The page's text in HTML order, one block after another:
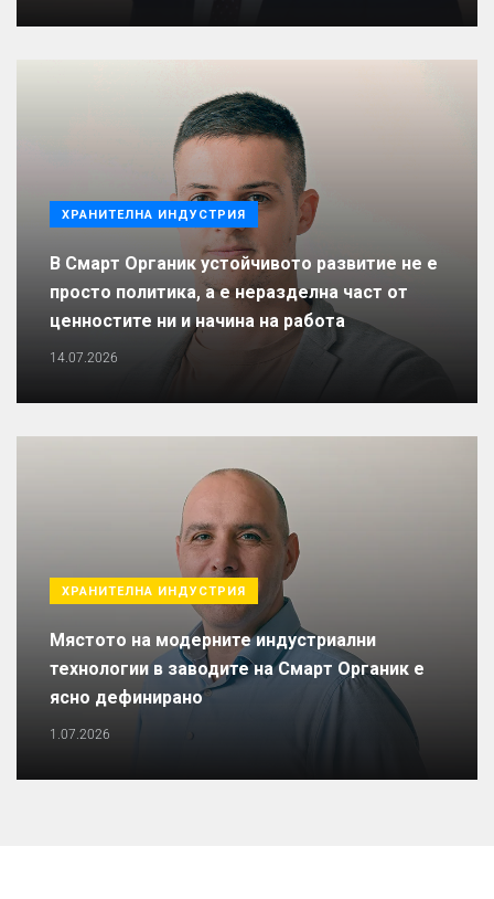
ХРАНИТЕЛНА ИНДУСТРИЯ
В Смарт Органик устойчивото развитие не е
просто политика, а е неразделна част от
ценностите ни и начина на работа
14.07.2026
ХРАНИТЕЛНА ИНДУСТРИЯ
Мястото на модерните индустриални
технологии в заводите на Смарт Органик е
ясно дефинирано
1.07.2026